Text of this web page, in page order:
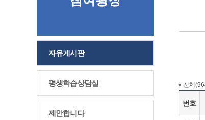
자유게시판
평생학습상담실
제안합니다
전체
번호